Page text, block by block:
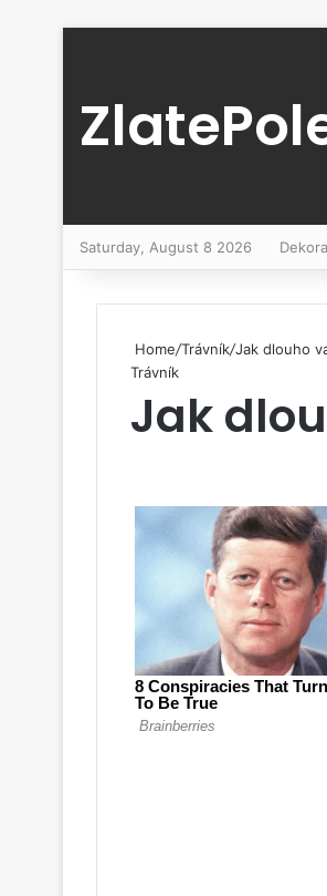
Saturday, August 8 2026
Home/Trávník/Jak dlouho
Trávník
Jak